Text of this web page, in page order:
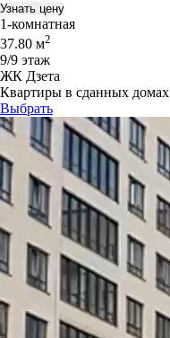
Узнать цену
1-комнатная
37.80 м2
9/9 этаж
ЖК Дзета
Квартиры в сданных домах
Выбрать